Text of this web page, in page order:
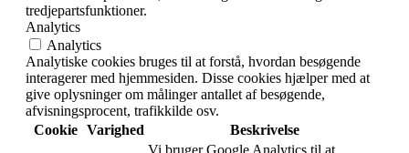
tredjepartsfunktioner.
Analytics
Analytics
Analytiske cookies bruges til at forstå, hvordan besøgende
interagerer med hjemmesiden. Disse cookies hjælper med at
give oplysninger om målinger antallet af besøgende,
afvisningsprocent, trafikkilde osv.
Cookie Varighed
Beskrivelse
Vi bruger Google Analytics til at